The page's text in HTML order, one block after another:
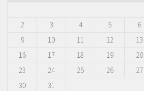
2
3 4 5 6
9
10 11 12 13
16
17 18 19 20
23
24 25 26 27
30
31